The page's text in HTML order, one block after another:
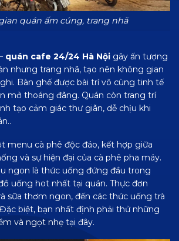
quán ấm cúng, trang nhã
quán cafe 24/24 Hà Nội gây ấn tượng
nhưng trang nhã, tạo nên không gian
Bàn ghế được bài trí vô cùng tinh tế
mở thoáng đãng. Quán còn trang trí
tạo cảm giác thư giãn, dễ chịu khi
menu cà phê độc đáo, kết hợp giữa
và sự hiện đại của cà phê pha máy.
ngon là thức uống đứng đầu trong
uống hot nhất tại quán. Thực đơn
sữa thơm ngon, đến các thức uống trà
biệt, bạn nhất định phải thử những
và ngọt nhẹ tại đây.